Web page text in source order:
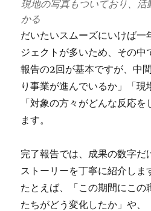
現地の写真もついており、活
かる
だいたいスムーズにいけば一
ジェクトが多いため、その中
報告の2回が基本ですが、中
り事業が進んでいるか」「現
「対象の方々がどんな反応
ます。
完了報告では、成果の数字だ
ストーリーを丁寧に紹介しま
たとえば、「この期間にこの
たちがどう変化したか」や、